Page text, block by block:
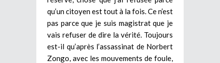
qu’un citoyen est tout à la fois. Ce n’est
pas parce que je suis magistrat que je
vais refuser de dire la vérité. Toujours
est-il qu’après l’assassinat de Norbert
Zongo, avec les mouvements de foule,